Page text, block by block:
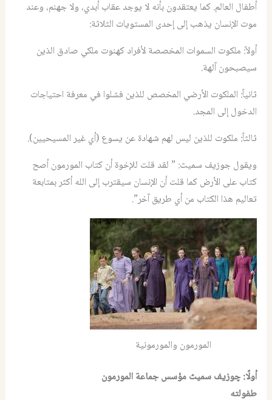
أطفال العالم. كما يعتقدون بأنه لا يوجد عقاب أبدي، ولا جهنم، وعند
موت الإنسان يذهب إلى إحدى المستويات الثلاثة:
أولاً: ملكوت السموات المخصصة لأفراد كهنوت ملكي صادق الذين
سيصبحون آلهة.
ثانياً: الملكوت الأرضي المخصص للذين فشلوا في معرفة احتياجات
الدخول إلى المجد.
ثالثاً: ملكوت للذين ليس لهم شهادة عن يسوع (أي غير المسيحيين).
ويقول جوزيف سميث: ” لقد قلت للإخوة أن كتاب المورمون أصح
كتاب على الأرض كما قلت أن الإنسان سيقترب إلى الله أكثر بمتابعة
تعاليم هذا الكتاب من أي طريق آخر”.
المورمون والمورمونية
أولًا: چوزيف سميث مؤسس جماعة المورمون
طفولته